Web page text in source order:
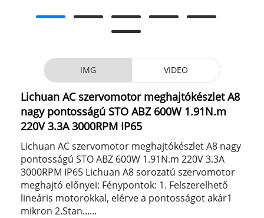
IMG VIDEO
Lichuan AC szervomotor meghajtókészlet A8
nagy pontosságú STO ABZ 600W 1.91N.m
220V 3.3A 3000RPM IP65
Lichuan AC szervomotor meghajtókészlet A8 nagy
pontosságú STO ABZ 600W 1.91N.m 220V 3.3A
3000RPM IP65 Lichuan A8 sorozatú szervomotor
meghajtó előnyei: Fénypontok: 1. Felszerelhető
lineáris motorokkal, elérve a pontosságot akár1
mikron 2.Stan......